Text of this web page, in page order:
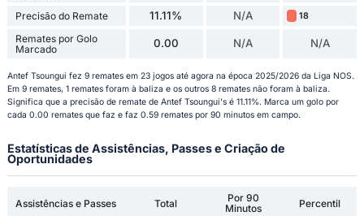
Precisão do Remate 11.11% N/A 18
Remates por Golo
Marcado
0.00 N/A N/A
Antef Tsoungui fez 9 remates em 23 jogos até agora na época 2025/2026 da Liga NOS.
Em 9 remates, 1 remates foram à baliza e os outros 8 remates não foram à baliza.
Significa que a precisão de remate de Antef Tsoungui's é 11.11%. Marca um golo por
cada 0.00 remates que faz e faz 0.59 remates por 90 minutos em campo.
Estatísticas de Assistências, Passes e Criação de
Oportunidades
Assistências e Passes Total
Por 90
Minutos
Percentil